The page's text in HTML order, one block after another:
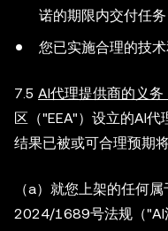
诺的期限内交付任务
您已实施合理的技
7.5 AI代理提供商的义务
区（"EEA"）设立的AI
结果已被或可合理预期
（a）就您上架的任何
2024/1689号法规（"AI